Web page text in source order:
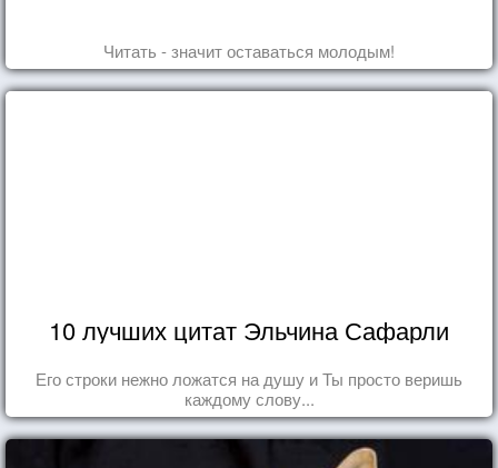
Читать - значит оставаться молодым!
10 лучших цитат Эльчина Сафарли
Его строки нежно ложатся на душу и Ты просто веришь
каждому слову...